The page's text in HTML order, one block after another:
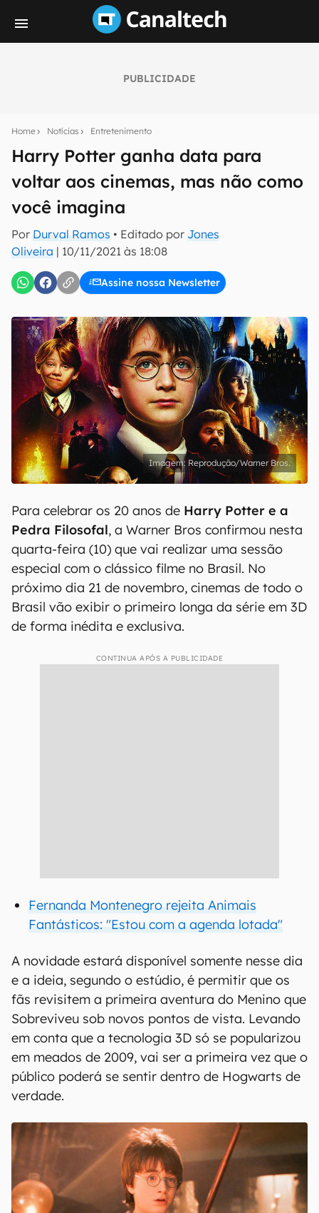
PUBLICIDADE
Home Notícias Entretenimento
Harry Potter ganha data para
voltar aos cinemas, mas não como
você imagina
Por Durval Ramos • Editado por Jones
Oliveira | 10/11/2021 às 18:08
Assine nossa Newsletter
notícias e reviews sobre tecnologia em primeira
E-mail
inscreva-se
Confirmo que li, aceito e concordo com os Termos de
Uso e Política de Privacidade do Canaltech.
Reprodução/Warner Bros.
Para celebrar os 20 anos de Harry Potter e a
Pedra Filosofal, a Warner Bros confirmou nesta
quarta-feira (10) que vai realizar uma sessão
especial com o clássico filme no Brasil. No
próximo dia 21 de novembro, cinemas de todo o
Brasil vão exibir o primeiro longa da série em 3D
de forma inédita e exclusiva.
CONTINUA APÓS A PUBLICIDADE
Fernanda Montenegro rejeita Animais
Fantásticos: "Estou com a agenda lotada"
A novidade estará disponível somente nesse dia
e a ideia, segundo o estúdio, é permitir que os
fãs revisitem a primeira aventura do Menino que
Sobreviveu sob novos pontos de vista. Levando
em conta que a tecnologia 3D só se popularizou
em meados de 2009, vai ser a primeira vez que o
público poderá se sentir dentro de Hogwarts de
verdade.